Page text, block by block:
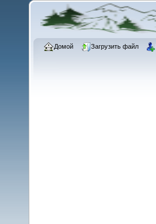
Домой Загрузить файл